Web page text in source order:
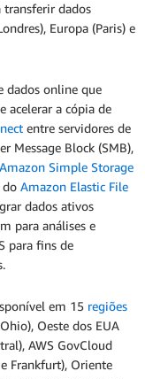
transferir dados
Europa (Paris) e
dados online que
acelerar a cópia de
entre servidores de
Message Block (SMB),
Simple Storage
do Amazon Elastic File
dados ativos
para análises e
para fins de
em 15 regiões
Oeste dos EUA
AWS GovCloud
Frankfurt), Oriente